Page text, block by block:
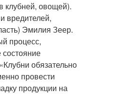
клубней, овощей).
вредителей,
Эмилия Зеер.
процесс,
обязательно
провести
продукции на